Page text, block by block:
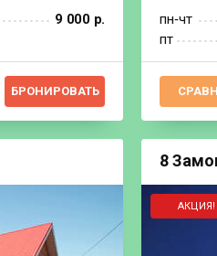
9 000 р.
БРОНИРОВАТЬ
пн‐чт
пт
8
АКЦИЯ!